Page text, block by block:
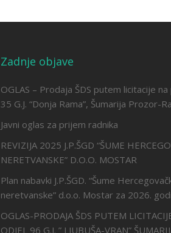
Zadnje objave
OGLAS – Prodaja ŠDS putem licitacije
35 G.J. “Donja Rama”, Šumarija Prozor-
Javni oglas za prijem radnika
REVIZIJA 2025 J.P.ŠGD “ŠUME
NERETVANSKE” D.O.O. MOSTAR
Plan nabavki J.P.ŠGD. “Šume
neretvanske” d.o.o. Mostar za 2026.
OGLAS-PRODAJA ŠDS PUTEM
ODJEL 96 G.J. ” LJUBUŠA-VRAN”